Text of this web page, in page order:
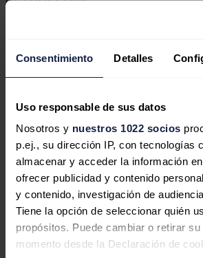
Consentimiento Detalles
Uso responsable de sus datos
Nosotros y nuestros 1022 socios
p.ej., su dirección IP, con tecnologías
almacenar y acceder la información
ofrecer publicidad y contenido
y contenido, investigación de
Tiene la opción de seleccionar quién
propósitos. Puede cambiar o retirar
momento desde la Declaración de
Otros proyectos de producción de energía
El Gobierno rescata
cuatro proyectos de
descartados por
Redacción06/08/2026